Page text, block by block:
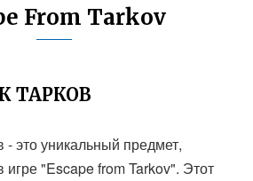
From Tarkov
ТАРКОВ
- это уникальный предмет,
игре "Escape from Tarkov". Этот